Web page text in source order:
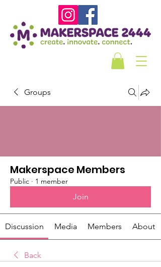
Groups
Makerspace Members
Public · 1 member
Join
Discussion Media Members About
Back